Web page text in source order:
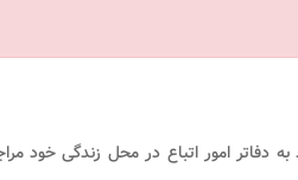
به دفاتر امور اتباع در محل زندگی خود